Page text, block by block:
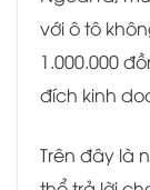
với ô tô
1.000.000
đích kinh
Trên đây là